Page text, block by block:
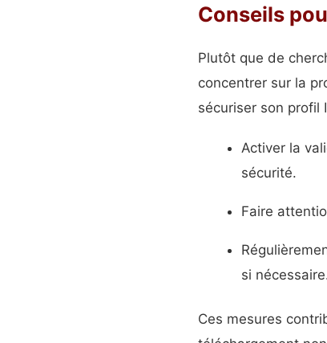
Conseils
Plutôt que de
concentrer sur la
sécuriser son profil
Activer la
sécurité.
Faire
si
Ces mesures